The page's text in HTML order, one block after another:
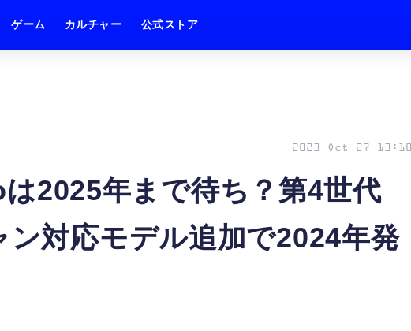
ゲーム カルチャー 公式ストア
2025年まで待ち？第4世代
対応モデル追加で2024年発
2023 Oct 27 13:10